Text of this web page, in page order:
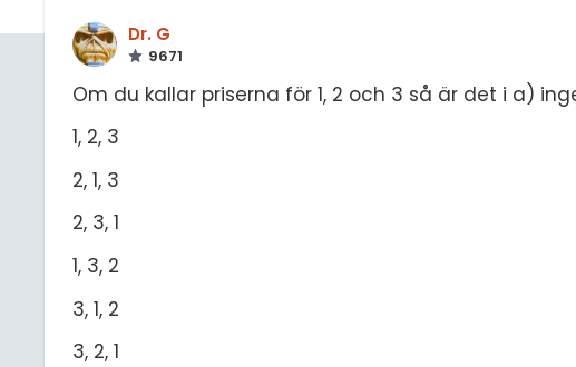
Dr. G
9671
Om du kallar priserna för 1, 2 och 3 så är det i a)
1, 2, 3
2, 1, 3
2, 3, 1
1, 3, 2
3, 1, 2
3, 2, 1